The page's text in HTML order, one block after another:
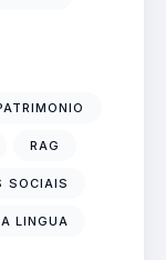
RAG
SOCIAIS
LINGUA